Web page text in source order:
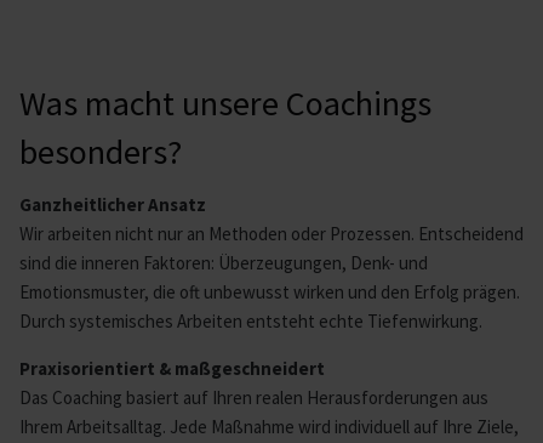
Was macht unsere Coachings
besonders?
Ganzheitlicher Ansatz
Wir arbeiten nicht nur an Methoden oder Prozessen. Entscheidend
sind die inneren Faktoren: Überzeugungen, Denk- und
Emotionsmuster, die oft unbewusst wirken und den Erfolg prägen.
Durch systemisches Arbeiten entsteht echte Tiefenwirkung.
Praxisorientiert & maßgeschneidert
Das Coaching basiert auf Ihren realen Herausforderungen aus
Ihrem Arbeitsalltag. Jede Maßnahme wird individuell auf Ihre Ziele,